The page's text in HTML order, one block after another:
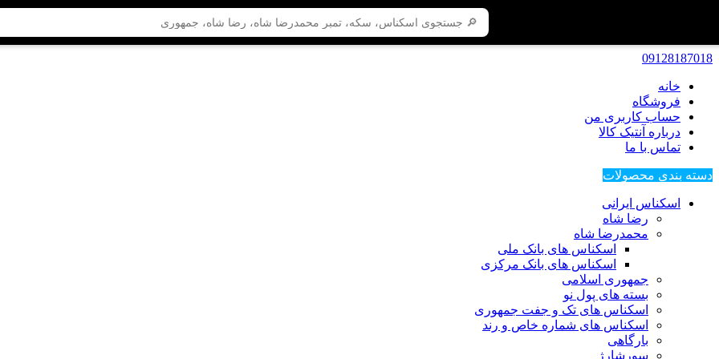
09128187018
خانه
فروشگاه
حساب کاربری من
درباره آنتیک کالا
تماس با ما
دسته بندی محصولات
اسکناس ایرانی
رضا شاه
محمدرضا شاه
اسکناس های بانک ملی
اسکناس های بانک مرکزی
جمهوری اسلامی
بسته های پول نو
اسکناس های تک و جفت جمهوری
اسکناس های شماره خاص و رند
بارگاهی
سورشارژ